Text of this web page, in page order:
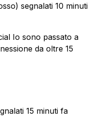
segnalati 10 minuti
Io sono passato a
da oltre 15
15 minuti fa